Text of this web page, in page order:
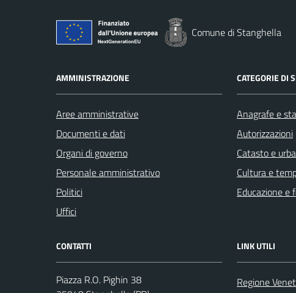
Comune di Stanghella
AMMINISTRAZIONE
Aree amministrative
Documenti e dati
Organi di governo
Personale amministrativo
Politici
Uffici
CATEGORIE DI
Anagrafe e
Autorizzazioni
Catasto e
Cultura e
Educazione e
CONTATTI
Piazza R.O. Pighin 38
LINK UTILI
Regione